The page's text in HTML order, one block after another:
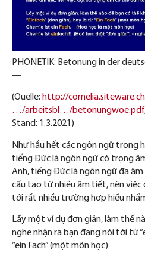
PHONETIK: Betonung in der
—
(Quelle: http://
…/arbeitsbl…/betonungwoe.pdf
Stand: 1.3.2021)
Như hầu hết các ngôn ngữ trong
tiếng Đức là ngôn ngữ có trọng
Anh, tiếng Đức là ngôn ngữ đa
cấu tạo từ nhiều âm tiết, nên
tới rất nhiều trường hợp hiểu
Lấy một ví dụ đơn giản, làm thế
nghe nhận ra bạn đang nói tới từ
“ein Fach” (một môn học)